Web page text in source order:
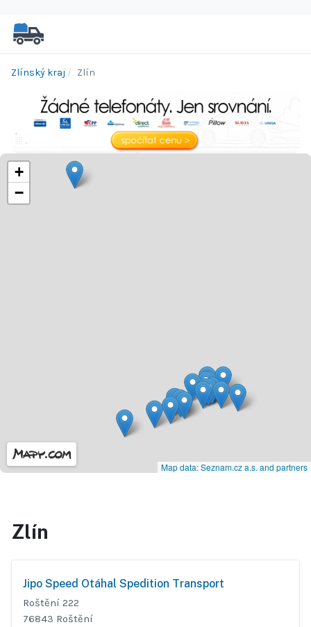
Zlínský kraj Zlín
+
−
Map data: Seznam.cz a.s. and partners
Zlín
Jipo Speed Otáhal Spedition Transport
Roštění 222
76843 Roštění